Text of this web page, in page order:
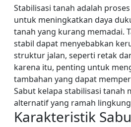
Stabilisasi tanah adalah
untuk meningkatkan daya
tanah yang kurang memadai.
stabil dapat menyebabkan
struktur jalan, seperti retak
karena itu, penting untuk
tambahan yang dapat
Sabut kelapa stabilisasi tanah
alternatif yang ramah
Karakteristik